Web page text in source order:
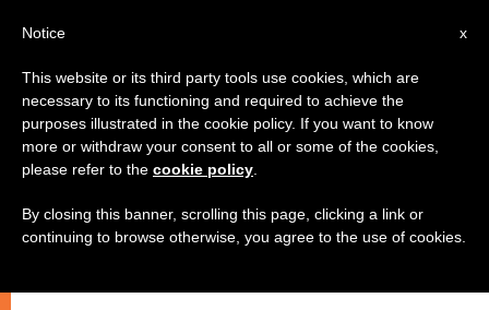
x
Notice
This website or its third party tools use cookies, which are
necessary to its functioning and required to achieve the
purposes illustrated in the cookie policy. If you want to know
more or withdraw your consent to all or some of the cookies,
please refer to the cookie policy
By closing this banner, scrolling this page, clicking a link or
continuing to browse otherwise, you agree to the use of cookies.